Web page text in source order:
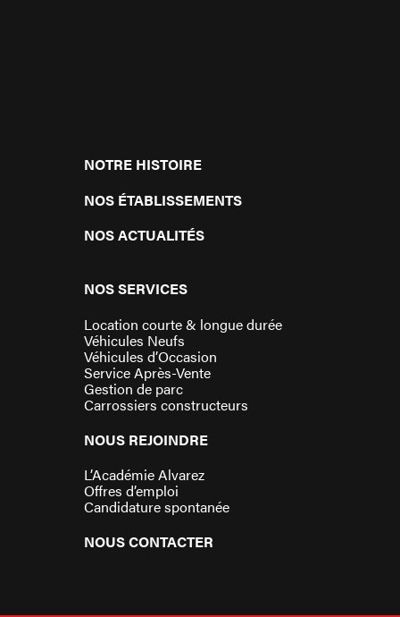
NOTRE HISTOIRE
NOS ÉTABLISSEMENTS
NOS ACTUALITÉS
NOS SERVICES
Location courte & longue durée
Véhicules Neufs
Véhicules d’Occasion
Service Après-Vente
Gestion de parc
Carrossiers constructeurs
NOUS REJOINDRE
L’Académie Alvarez
Offres d’emploi
Candidature spontanée
NOUS CONTACTER